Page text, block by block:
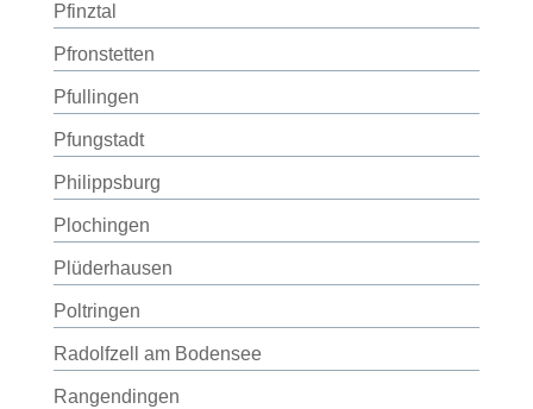
Pfinztal
Pfronstetten
Pfullingen
Pfungstadt
Philippsburg
Plochingen
Plüderhausen
Poltringen
Radolfzell am Bodensee
Rangendingen